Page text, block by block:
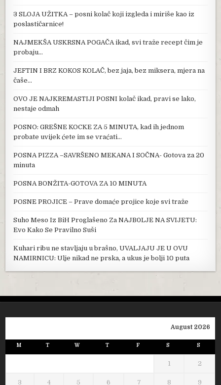
3 SLOJA UŽITKA – posni kolač koji izgleda i miriše kao iz
poslastičarnice!
NAJMEKŠA USKRSNA POGAČA ikad, svi traže recept čim je
probaju…
JEFTIN I BRZ KOKOS KOLAČ, bez jaja, bez miksera, mjera na
čaše…
OVO JE NAJKREMASTIJI POSNI kolač ikad, pravi se lako,
nestaje odmah
POSNO: GREŠNE KOCKE ZA 5 MINUTA, kad ih jednom
probate uvijek ćete im se vraćati…
POSNA PIZZA –SAVRŠENO MEKANA I SOČNA- Gotova za 20
minuta
POSNA BONŽITA-GOTOVA ZA 10 MINUTA
POSNE PROJICE – Prave domaće projice koje svi traže
Suho Meso Iz BiH Proglašeno Za NAJB0LJE NA SVIJETU:
Evo Kako Se Pravilno Suši
Kuhari ribu ne stavljaju u brašno, UVALJAJU JE U OVU
NAMIRNICU: Ulje nikad ne prska, a ukus je bolji 10 puta
August 2026
M T W T F S S
1 2
3 4 5 6 7 8 9